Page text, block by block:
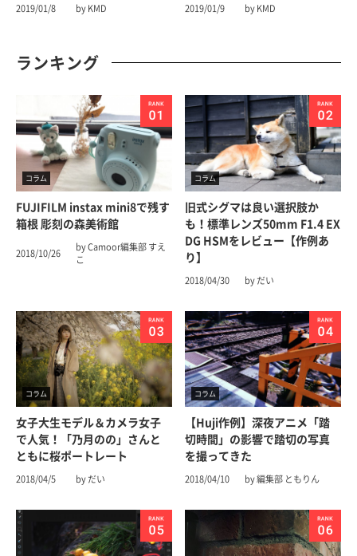
2019/01/8 by KMD 2019/01/9 by KMD
ランキング
コラム
FUJIFILM instax mini8で残す
箱根 彫刻の森美術館
2018/10/26
by Camoor編集部 すえ
こ
コラム
旧式シグマは良い選択肢か
も！標準レンズ50mm F1.4 EX
DG HSMをレビュー【作例あ
り】
2018/04/30 by だい
コラム
女子大生モデル＆カメラ女子
で人気！「乃月のの」さんと
ともに桜ポートレート
2018/04/5 by だい
コラム
【Huji作例】深夜アニメ「踏
切時間」の影響で踏切の写真
を撮ってきた
2018/04/10 by 編集部 ともりん